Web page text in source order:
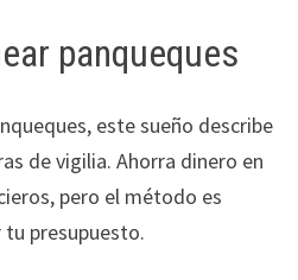
panqueques
este sueño describe
de vigilia. Ahorra dinero en
pero el método es
presupuesto.